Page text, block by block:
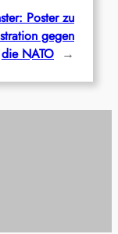
Poster zu
gegen
die NATO →